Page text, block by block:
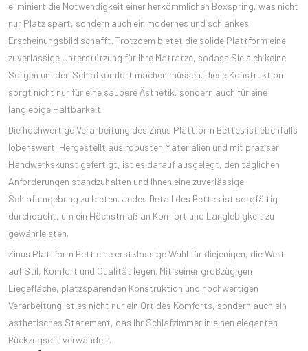
eliminiert die Notwendigkeit einer herkömmlichen Boxspring, was nicht
nur Platz spart, sondern auch ein modernes und schlankes
Erscheinungsbild schafft. Trotzdem bietet die solide Plattform eine
zuverlässige Unterstützung für Ihre Matratze, sodass Sie sich keine
Sorgen um den Schlafkomfort machen müssen. Diese Konstruktion
sorgt nicht nur für eine saubere Ästhetik, sondern auch für eine
langlebige Haltbarkeit.
Die hochwertige Verarbeitung des Zinus Plattform Bettes ist ebenfalls
lobenswert. Hergestellt aus robusten Materialien und mit präziser
Handwerkskunst gefertigt, ist es darauf ausgelegt, den täglichen
Anforderungen standzuhalten und Ihnen eine zuverlässige
Schlafumgebung zu bieten. Jedes Detail des Bettes ist sorgfältig
durchdacht, um ein Höchstmaß an Komfort und Langlebigkeit zu
gewährleisten.
Zinus Plattform Bett eine erstklassige Wahl für diejenigen, die Wert
auf Stil, Komfort und Qualität legen. Mit seiner großzügigen
Liegefläche, platzsparenden Konstruktion und hochwertigen
Verarbeitung ist es nicht nur ein Ort des Komforts, sondern auch ein
ästhetisches Statement, das Ihr Schlafzimmer in einen eleganten
Rückzugsort verwandelt.